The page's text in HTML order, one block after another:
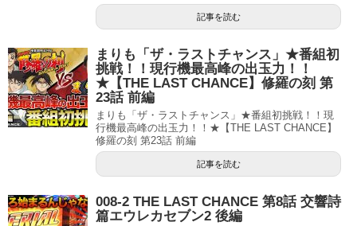
記事を読む
まりも「ザ・ラストチャンス」★番組初
挑戦！！現行機最高峰の出玉力！！
★【THE LAST CHANCE】修羅の刻 第
23話 前編
まりも「ザ・ラストチャンス」★番組初挑戦！！現
行機最高峰の出玉力！！★【THE LAST CHANCE】
修羅の刻 第23話 前編
記事を読む
008-2 THE LAST CHANCE 第8話 交響詩
篇エウレカセブン2 後編